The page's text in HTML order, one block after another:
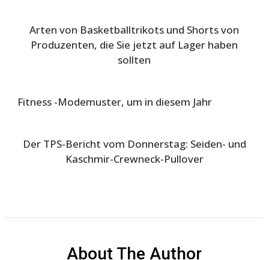
Arten von Basketballtrikots und Shorts von
Produzenten, die Sie jetzt auf Lager haben
sollten
Fitness -Modemuster, um in diesem Jahr
Der TPS-Bericht vom Donnerstag: Seiden- und
Kaschmir-Crewneck-Pullover
About The Author